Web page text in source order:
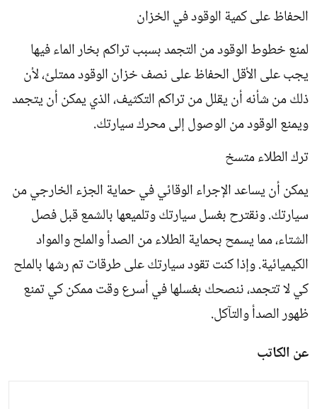
الحفاظ على كمية الوقود في الخزان
لمنع خطوط الوقود من التجمد بسبب تراكم بخار الماء فيها
يجب على الأقل الحفاظ على نصف خزان الوقود ممتلئ، لأن
ذلك من شأنه أن يقلل من تراكم التكثيف، الذي يمكن أن يتجمد
ويمنع الوقود من الوصول إلى محرك سيارتك.
ترك الطلاء متسخ
يمكن أن يساعد الإجراء الوقائي في حماية الجزء الخارجي من
سيارتك. ونقترح بغسل سيارتك وتلميعها بالشمع قبل فصل
الشتاء، مما يسمح بحماية الطلاء من الصدأ والملح والمواد
الكيميائية. وإذا كنت تقود سيارتك على طرقات تم رشها بالملح
كي لا تتجمد، ننصحك بغسلها في أسرع وقت ممكن كي تمنع
ظهور الصدأ والتآكل.
عن الكاتب